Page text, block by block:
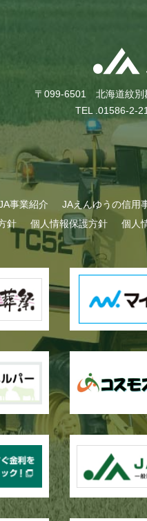
〒099-6501 北海道紋別
TEL .01586-2-
事業紹介 JAえんゆうの信用
針
個人情報保護方針 個人